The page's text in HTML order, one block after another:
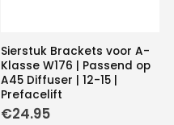
Sierstuk Brackets voor A-
Klasse W176 | Passend op
A45 Diffuser | 12-15 |
Prefacelift
€24.95